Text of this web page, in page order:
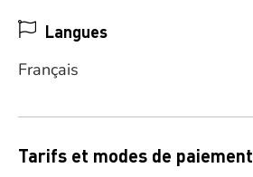
Langues
Français
Tarifs et modes de paiement